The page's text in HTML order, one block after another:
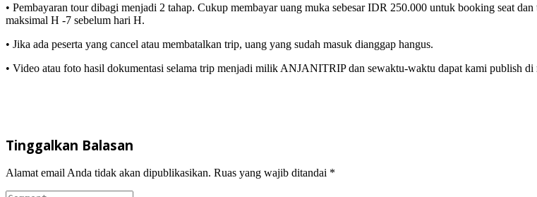
• Pembayaran tour dibagi menjadi 2 tahap. Cukup membayar uang muka sebesar IDR 250.000 untuk booking seat
maksimal H -7 sebelum hari H.
• Jika ada peserta yang cancel atau membatalkan trip, uang yang sudah masuk dianggap hangus.
• Video atau foto hasil dokumentasi selama trip menjadi milik ANJANITRIP dan sewaktu-waktu dapat kami publish di
Tinggalkan Balasan
Alamat email Anda tidak akan dipublikasikan. Ruas yang wajib ditandai *